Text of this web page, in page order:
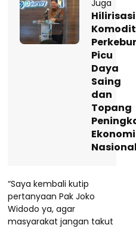
Juga
Hilirisasi
Picu
Daya
Saing
dan
Topang
Ekonomi
“Saya kembali kutip
pertanyaan Pak Joko
Widodo ya, agar
masyarakat jangan takut